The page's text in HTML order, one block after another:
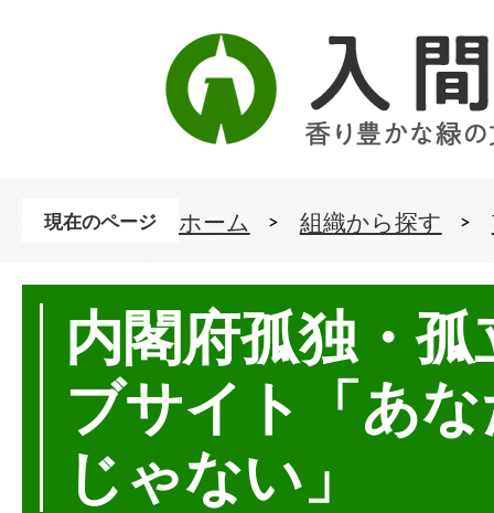
現在のページ ホーム 組織から探す
内閣府孤独・
ブサイト「あ
じゃない」